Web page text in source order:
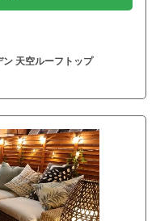
天空ルーフトップ